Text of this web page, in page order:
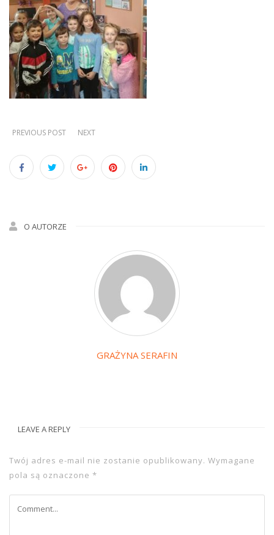
PREVIOUS POST NEXT
O AUTORZE
GRAŻYNA SERAFIN
LEAVE A REPLY
Twój adres e-mail nie zostanie opublikowany. Wymagane
pola są oznaczone *